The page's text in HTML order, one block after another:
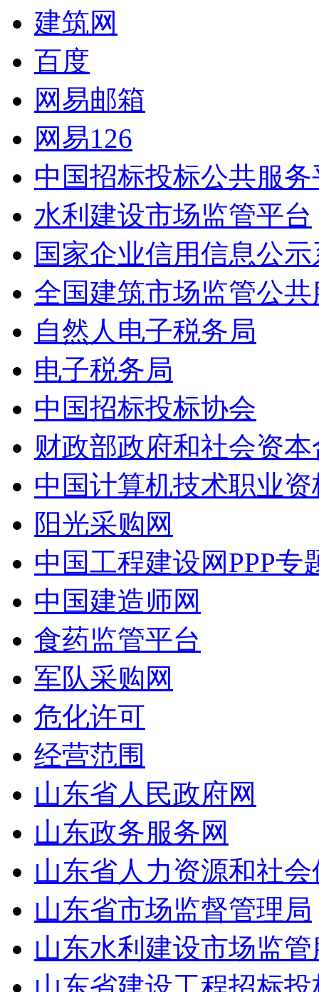
建筑网
百度
网易邮箱
网易126
中国招标投标公共服务
水利建设市场监管平台
国家企业信用信息公
全国建筑市场监管公
自然人电子税务局
电子税务局
中国招标投标协会
财政部政府和社会资
中国计算机技术职业资
阳光采购网
中国工程建设网PPP专
中国建造师网
食药监管平台
军队采购网
危化许可
经营范围
山东省人民政府网
山东政务服务网
山东省人力资源和社
山东省市场监督管理局
山东水利建设市场监